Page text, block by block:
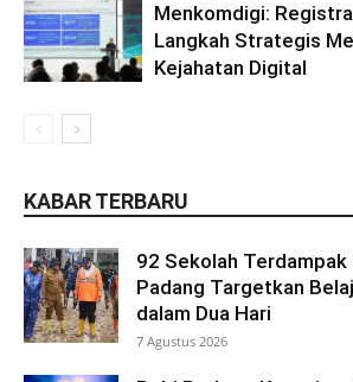
Menkomdigi:
Langkah Strategis
Kejahatan Digital
KABAR TERBARU
92 Sekolah Terdampak
Padang Targetkan
dalam Dua Hari
7 Agustus 2026